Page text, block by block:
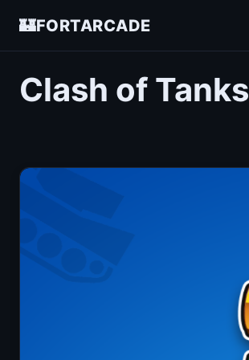
🏰FORTARCADE
Clash of Tanks